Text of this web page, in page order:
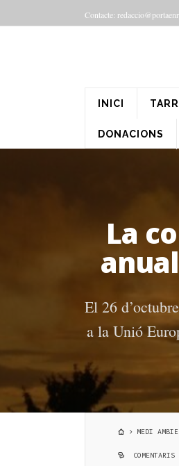
Contacte:
INICI
DONACIONS
La
El 26
a la Unió
MEDI